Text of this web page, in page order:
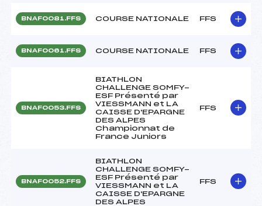
BNAF0081.FFS COURSE NATIONALE FFS
BNAF0061.FFS COURSE NATIONALE FFS
BNAF0053.FFS
BIATHLON
CHALLENGE SOMFY-
ESF Présenté par
VIESSMANN et LA
CAISSE D'EPARGNE
DES ALPES
Championnat de
France Juniors
FFS
BNAF0052.FFS
BIATHLON
CHALLENGE SOMFY-
ESF Présenté par
VIESSMANN et LA
CAISSE D'EPARGNE
DES ALPES
FFS